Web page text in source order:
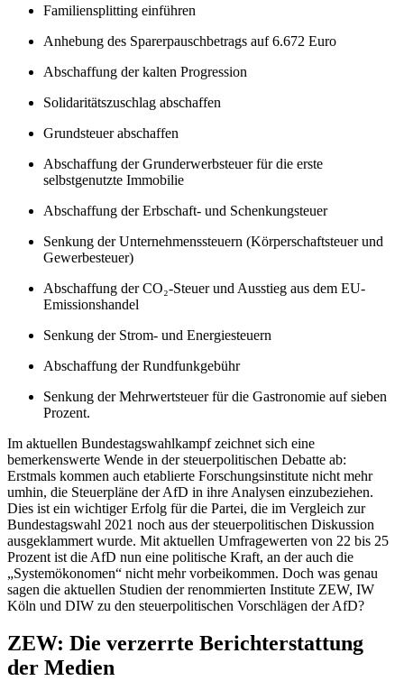
Familiensplitting einführen
Anhebung des Sparerpauschbetrags auf 6.672 Euro
Abschaffung der kalten Progression
Solidaritätszuschlag abschaffen
Grundsteuer abschaffen
Abschaffung der Grunderwerbsteuer für die erste
selbstgenutzte Immobilie
Abschaffung der Erbschaft- und Schenkungsteuer
Senkung der Unternehmenssteuern (Körperschaftsteuer und
Gewerbesteuer)
Abschaffung der CO₂-Steuer und Ausstieg aus dem EU-
Emissionshandel
Senkung der Strom- und Energiesteuern
Abschaffung der Rundfunkgebühr
Senkung der Mehrwertsteuer für die Gastronomie auf sieben
Prozent.
Im aktuellen Bundestagswahlkampf zeichnet sich eine
bemerkenswerte Wende in der steuerpolitischen Debatte ab:
Erstmals kommen auch etablierte Forschungsinstitute nicht mehr
umhin, die Steuerpläne der AfD in ihre Analysen einzubeziehen.
Dies ist ein wichtiger Erfolg für die Partei, die im Vergleich zur
Bundestagswahl 2021 noch aus der steuerpolitischen Diskussion
ausgeklammert wurde. Mit aktuellen Umfragewerten von 22 bis 25
Prozent ist die AfD nun eine politische Kraft, an der auch die
„Systemökonomen“ nicht mehr vorbeikommen. Doch was genau
sagen die aktuellen Studien der renommierten Institute ZEW, IW
Köln und DIW zu den steuerpolitischen Vorschlägen der AfD?
ZEW: Die verzerrte Berichterstattung
der Medien